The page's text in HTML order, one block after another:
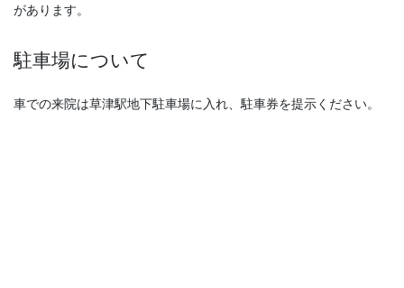
があります。
駐車場について
車での来院は草津駅地下駐車場に入れ、駐車券を提示ください。